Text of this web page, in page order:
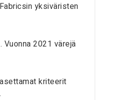
yksiväristen
Vuonna 2021 värejä
kriteerit